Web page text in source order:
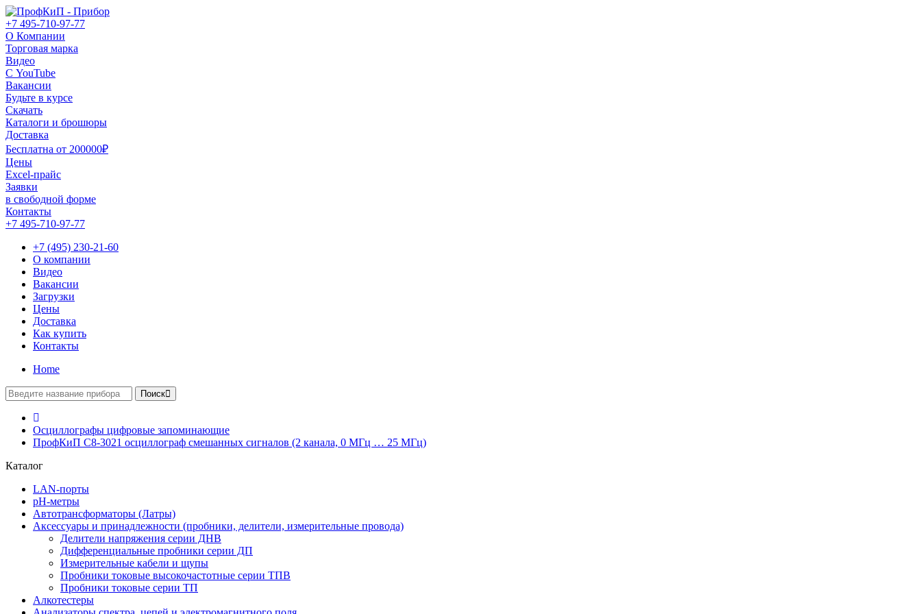
+7 495-710-97-77
О Компании
Торговая марка
Видео
С YouTube
Вакансии
Будьте в курсе
Скачать
Каталоги и брошюры
Доставка
Бесплатна от 200000₽
Цены
Excel-прайс
Заявки
в свободной форме
Контакты
+7 495-710-97-77
+7 (495) 230-21-60
О компании
Видео
Вакансии
Загрузки
Цены
Доставка
Как купить
Контакты
Home
Поиск
Осциллографы цифровые запоминающие
ПрофКиП С8-3021 осциллограф смешанных сигналов (2 канала, 0 МГц … 25 МГц)
Каталог
LAN-порты
pH-метры
Автотрансформаторы (Латры)
Аксессуары и принадлежности (пробники, делители, измерительные провода)
Делители напряжения серии ДНВ
Дифференциальные пробники серии ДП
Измерительные кабели и щупы
Пробники токовые высокочастотные серии ТПВ
Пробники токовые серии ТП
Алкотестеры